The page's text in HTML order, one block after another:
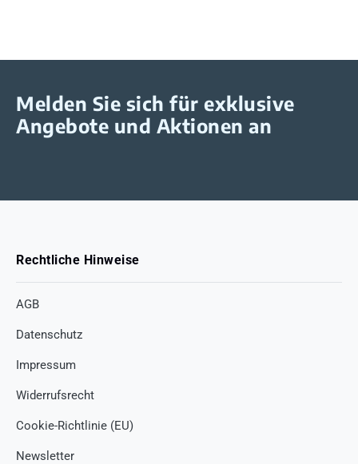
Melden Sie sich für exklusive
Angebote und Aktionen an
Rechtliche Hinweise
AGB
Datenschutz
Impressum
Widerrufsrecht
Cookie-Richtlinie (EU)
Newsletter